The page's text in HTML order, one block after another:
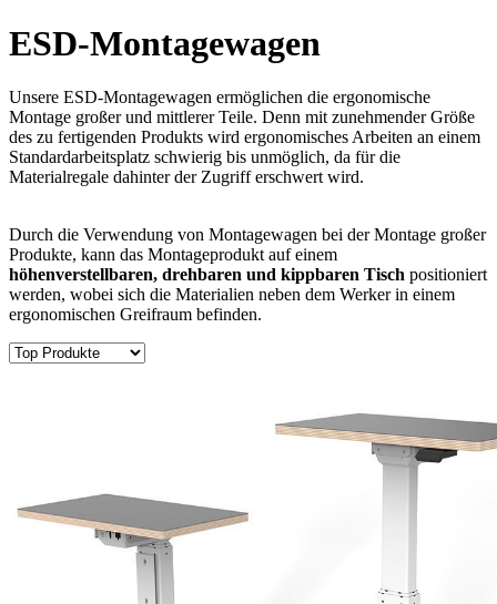
ESD-Montagewagen
Unsere ESD-Montagewagen ermöglichen die ergonomische
Montage großer und mittlerer Teile. Denn mit zunehmender Größe
des zu fertigenden Produkts wird ergonomisches Arbeiten an einem
Standardarbeitsplatz schwierig bis unmöglich, da für die
Materialregale dahinter der Zugriff erschwert wird.
Durch die Verwendung von Montagewagen bei der Montage großer
Produkte, kann das Montageprodukt auf einem
höhenverstellbaren, drehbaren und kippbaren Tisch positioniert
werden, wobei sich die Materialien neben dem Werker in einem
ergonomischen Greifraum befinden.